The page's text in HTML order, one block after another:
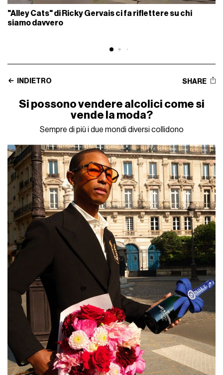
"Alley Cats" di Ricky Gervais ci fa riflettere su chi
siamo davvero
INDIETRO SHARE
Si possono vendere alcolici come si
vende la moda?
Sempre di più i due mondi diversi collidono